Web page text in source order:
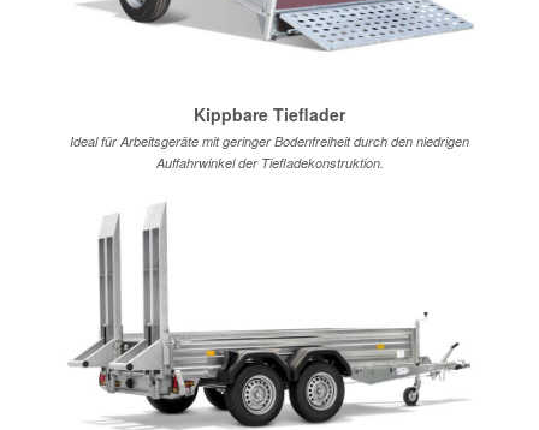
Kippbare Tieflader
Ideal für Arbeitsgeräte mit geringer Bodenfreiheit durch den niedrigen
Auffahrwinkel der Tiefladekonstruktion.